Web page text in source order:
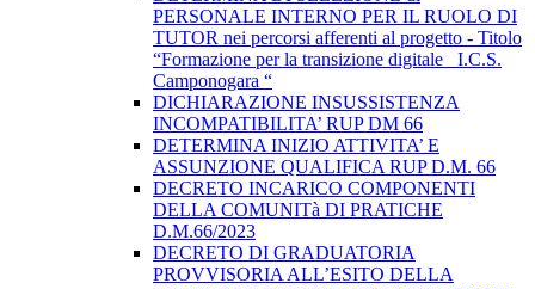
PERSONALE INTERNO PER IL RUOLO DI
TUTOR nei percorsi afferenti al progetto - Titolo
“Formazione per la transizione digitale _I.C.S.
Camponogara “
DICHIARAZIONE INSUSSISTENZA
INCOMPATIBILITA’ RUP DM 66
DETERMINA INIZIO ATTIVITA’ E
ASSUNZIONE QUALIFICA RUP D.M. 66
DECRETO INCARICO COMPONENTI
DELLA COMUNITà DI PRATICHE
D.M.66/2023
DECRETO DI GRADUATORIA
PROVVISORIA ALL’ESITO DELLA